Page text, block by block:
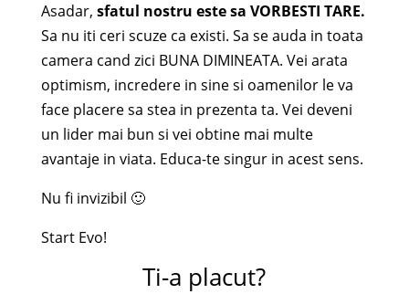
Asadar, sfatul nostru este sa VORBESTI TARE.
Sa nu iti ceri scuze ca existi. Sa se auda in toata
camera cand zici BUNA DIMINEATA. Vei arata
optimism, incredere in sine si oamenilor le va
face placere sa stea in prezenta ta. Vei deveni
un lider mai bun si vei obtine mai multe
avantaje in viata. Educa-te singur in acest sens.
Nu fi invizibil 🙂
Start Evo!
Ti-a placut?